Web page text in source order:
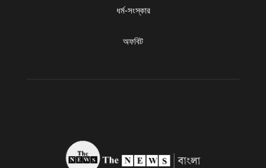
ধৰ্ম-সংস্কার
অফবিট